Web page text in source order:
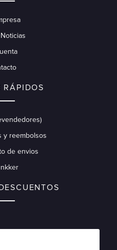
RÁPIDOS
y reembolsos
de envios